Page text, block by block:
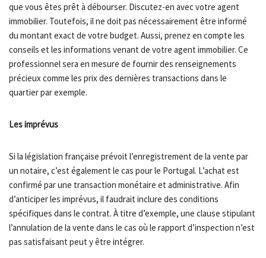
que vous êtes prêt à débourser. Discutez-en avec votre agent
immobilier. Toutefois, il ne doit pas nécessairement être informé
du montant exact de votre budget. Aussi, prenez en compte les
conseils et les informations venant de votre agent immobilier. Ce
professionnel sera en mesure de fournir des renseignements
précieux comme les prix des dernières transactions dans le
quartier par exemple.
Les imprévus
Si la législation française prévoit l’enregistrement de la vente par
un notaire, c’est également le cas pour le Portugal. L’achat est
confirmé par une transaction monétaire et administrative. Afin
d’anticiper les imprévus, il faudrait inclure des conditions
spécifiques dans le contrat. À titre d’exemple, une clause stipulant
l’annulation de la vente dans le cas où le rapport d’inspection n’est
pas satisfaisant peut y être intégrer.